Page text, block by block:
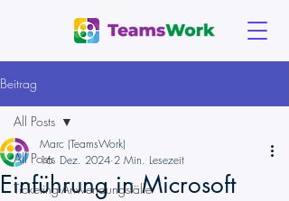
Beitrag
All Posts
Ticketing-Anwendungsfälle
All Posts
Einführung in Microsoft
Marc (TeamsWork)
16. Dez. 2024 2 Min. Lesezeit